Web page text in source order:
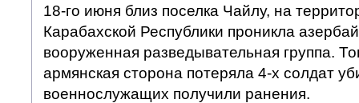
18-го июня близ поселка Чайлу, на
Карабахской Республики проникла
вооруженная разведывательная группа.
армянская сторона потеряла 4-х солдат
военнослужащих получили ранения.